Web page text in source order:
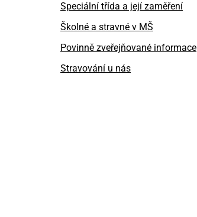
Speciální třída a její zaměření
Školné a stravné v MŠ
Povinně zveřejňované informace
Stravování u nás